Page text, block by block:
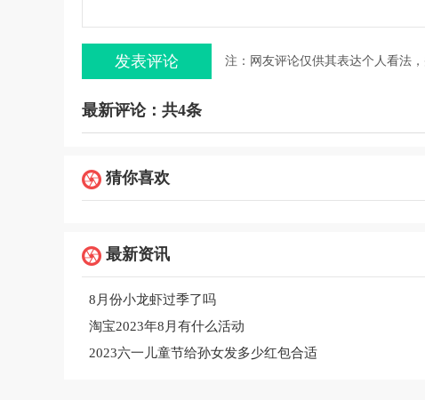
注：网友评论仅供其表达个人看法，
最新评论：共4条
猜你喜欢
最新资讯
8月份小龙虾过季了吗
淘宝2023年8月有什么活动
2023六一儿童节给孙女发多少红包合适